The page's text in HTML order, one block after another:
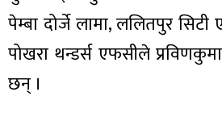
पेम्बा दोर्जे लामा, ललितपुर सिटी
पोखरा थन्डर्स एफसीले
छन् ।